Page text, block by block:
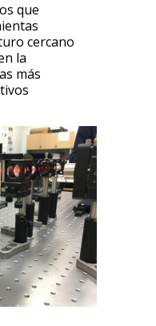
que
cercano
la
más